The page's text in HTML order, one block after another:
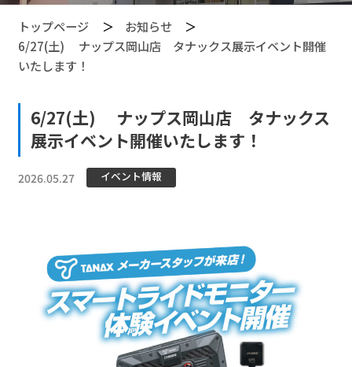
トップページ
お知らせ
6/27(土) ナップス岡山店 タナックス展示イベント開催
いたします！
6/27(土) ナップス岡山店 タナックス
展示イベント開催いたします！
2026.05.27 イベント情報